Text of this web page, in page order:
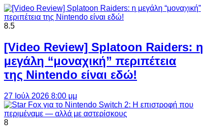
8.5
[Video Review] Splatoon Raiders: η
μεγάλη “μοναχική” περιπέτεια
της Nintendo είναι εδώ!
27 Ιούλ 2026 8:00 μμ
8